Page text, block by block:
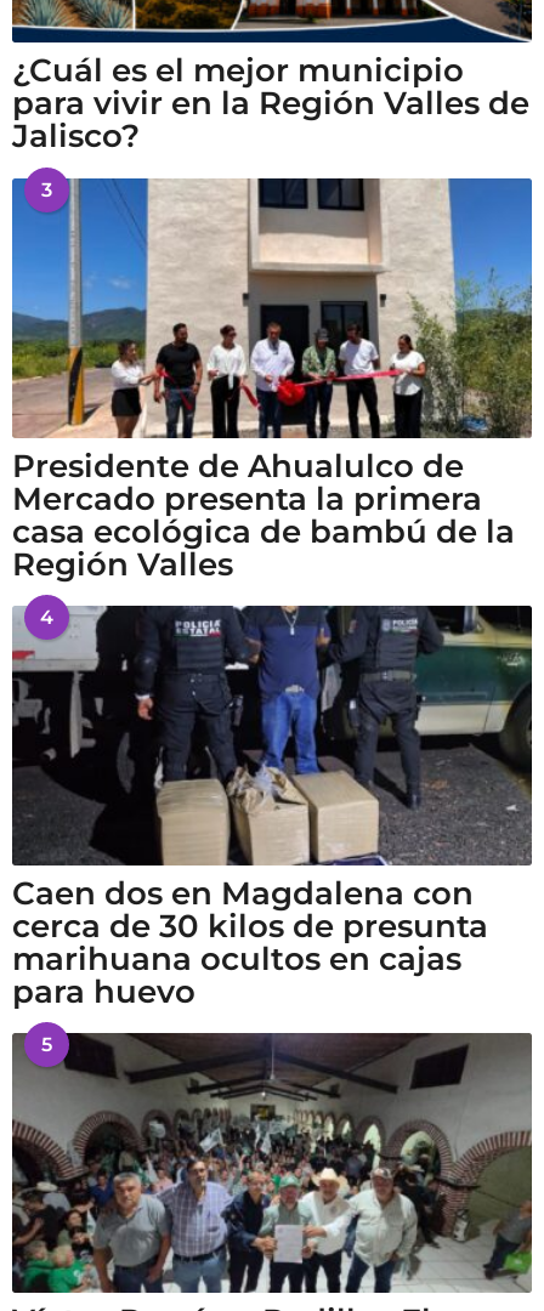
¿Cuál es el mejor municipio
para vivir en la Región Valles de
Jalisco?
3
Presidente de Ahualulco de
Mercado presenta la primera
casa ecológica de bambú de la
Región Valles
4
Caen dos en Magdalena con
cerca de 30 kilos de presunta
marihuana ocultos en cajas
para huevo
5